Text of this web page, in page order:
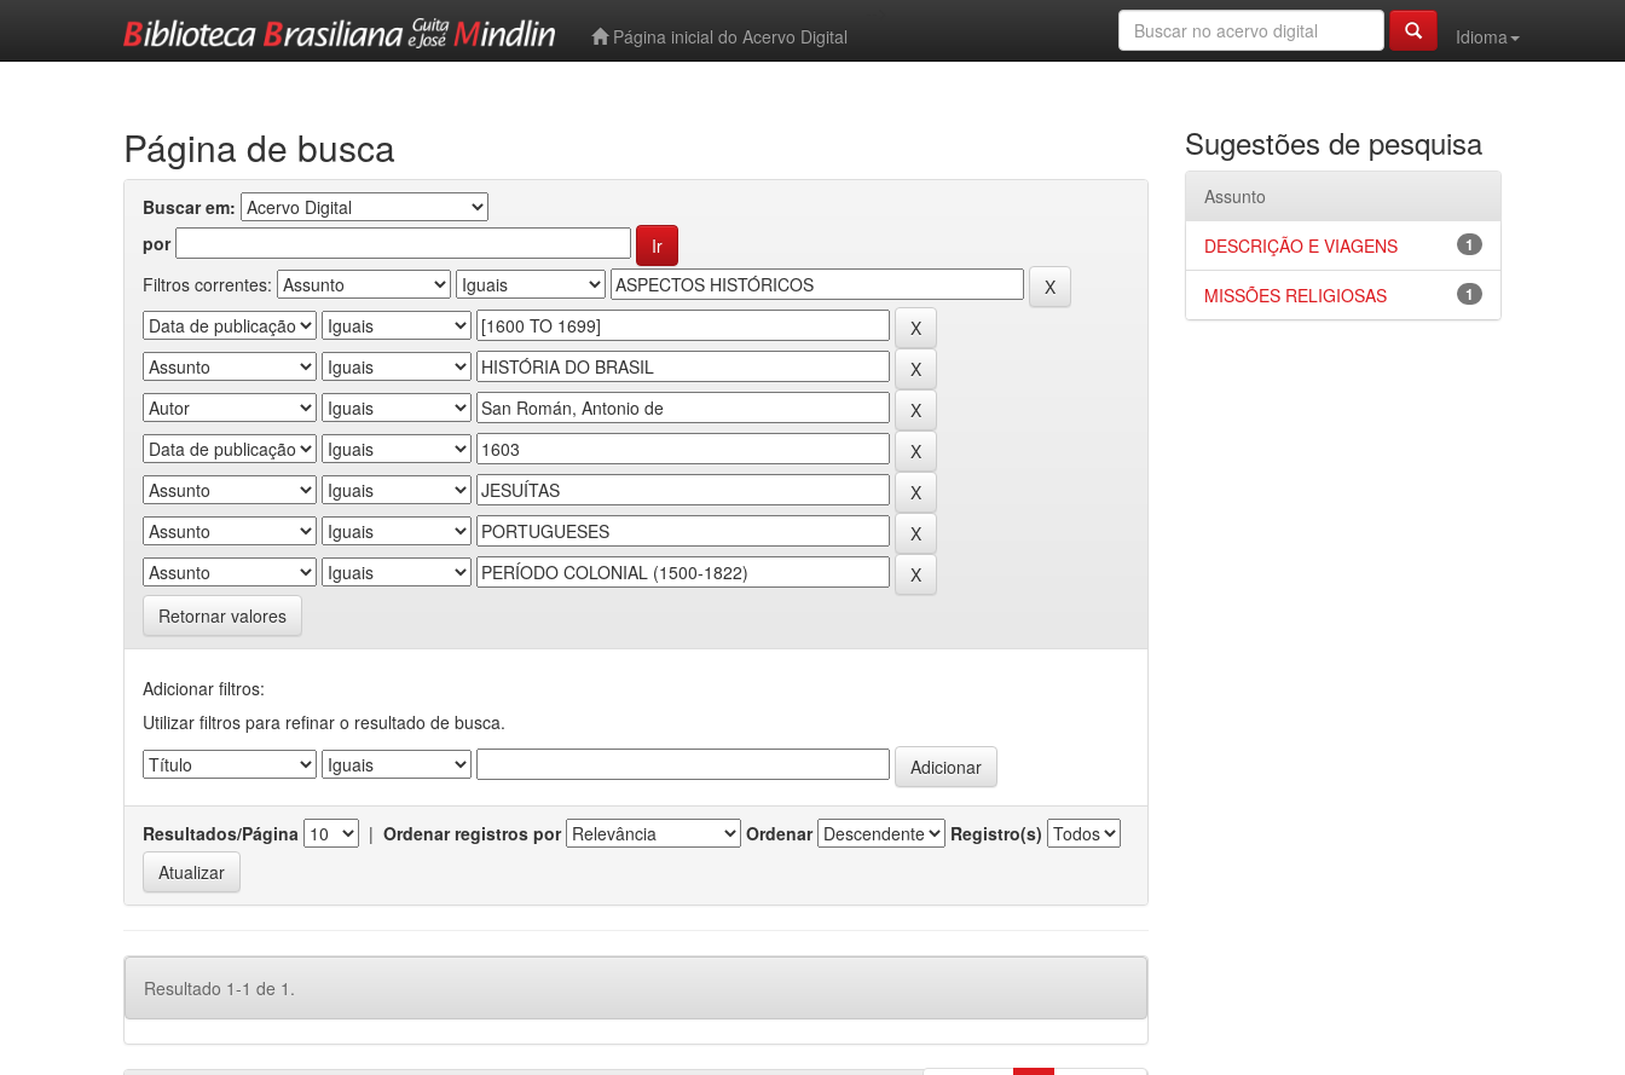
Página inicial do Acervo Digital
Idioma
Página de busca
Buscar em:
por
Filtros correntes:
Retornar valores
Adicionar filtros:
Utilizar filtros para refinar o resultado de busca.
Resultados/Página | Ordenar registros por Ordenar Registro(s)
Resultado 1-1 de 1.
Sugestões de pesquisa
Assunto
1
DESCRIÇÃO E VIAGENS
1
MISSÕES RELIGIOSAS